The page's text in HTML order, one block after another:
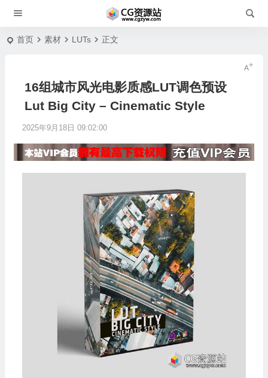
首页 素材 LUTs 正文
16组城市风光电影质感LUT调色预设
Lut Big City – Cinematic Style
2025年9月18日 09:02:00